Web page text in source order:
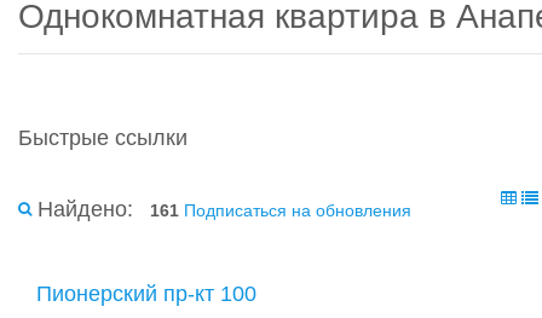
Однокомнатная квартира в
Быстрые ссылки
Найдено: 161 Подписаться на обновления
Пионерский пр-кт 100